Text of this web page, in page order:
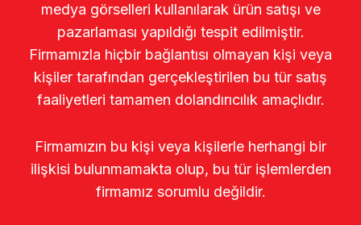
medya görselleri kullanılarak ürün satışı ve
pazarlaması yapıldığı tespit edilmiştir.
Firmamızla hiçbir bağlantısı olmayan kişi veya
kişiler tarafından gerçekleştirilen bu tür satış
faaliyetleri tamamen dolandırıcılık amaçlıdır.
Firmamızın bu kişi veya kişilerle herhangi bir
ilişkisi bulunmamakta olup, bu tür işlemlerden
firmamız sorumlu değildir.